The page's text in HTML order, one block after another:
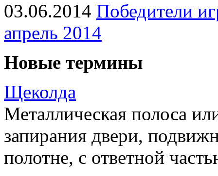
03.06.2014 Победители
апрель 2014
Новые термины
Щеколда
Металлическая полоса
запирания двери,
полотне, с ответной